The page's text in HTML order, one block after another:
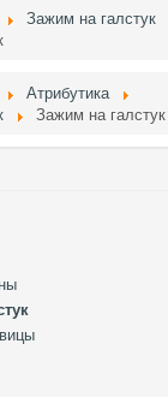
Зажим на галстук
Атрибутика
Зажим на галстук